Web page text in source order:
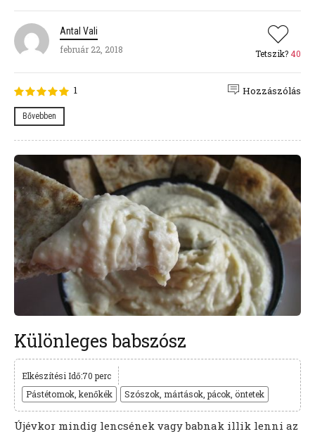
Antal Vali
február 22, 2018
Tetszik?40
1
Bővebben
Hozzászólás
Különleges babszósz
Elkészítési Idő:70 perc
Pástétomok, kenőkék
Szószok, mártások, pácok, öntetek
Újévkor mindig lencsének vagy babnak illik lenni az